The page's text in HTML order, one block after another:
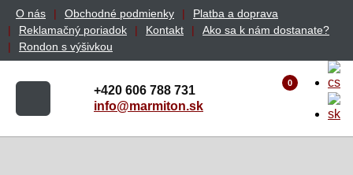
O nás Obchodné podmienky
Platba a doprava
Reklamačný poriadok
Kontakt
Ako sa k nám dostanate?
Rondon s výšivkou
+420 606 788 731
info@marmiton.sk
0